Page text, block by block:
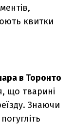
квитки
в Торонто
що тварині
Знаючи